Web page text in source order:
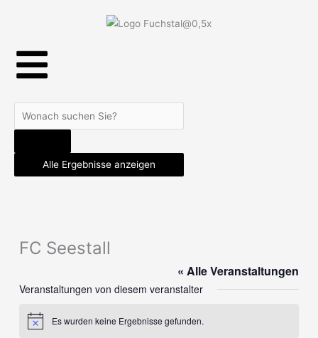
Search
...
Alle Ergebnisse anzeigen
FC Seestall
« Alle Veranstaltungen
Veranstaltungen von diesem veranstalter
HinweisEs wurden keine Ergebnisse gefunden.